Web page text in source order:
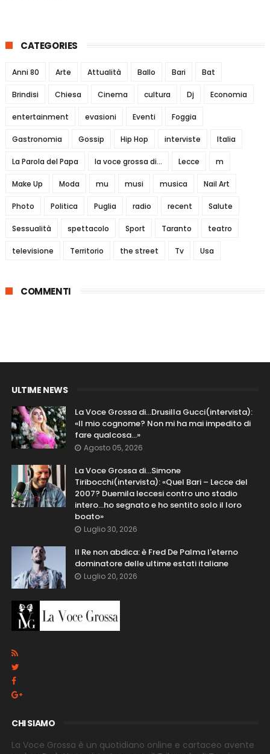
CATEGORIES
Anni 80 Arte Attualità Ballo Bari Bat
Brindisi Chiesa Cinema cultura Dj Economia
entertainment evasioni Eventi Foggia
Gastronomia Gossip Hip Hop interviste Italia
La Parola del Papa la voce grossa di... Lecce m
Make Up Moda mu musi musica Nail Art
Photo Politica Puglia radio recent Salute
Sessualità spettacolo Sport Taranto teatro
televisione Territorio the street Tv Usa
COMMENTI
ULTIME NEWS
La Voce Grossa di…Drusilla Gucci(intervista):
«Il mio cognome? Non mi ha mai impedito di
fare qualcosa…»
Agosto 05, 2026
La Voce Grossa di…Simone
Tiribocchi(intervista): «Quel Bari – Lecce del
2007? Duemila leccesi contro uno stadio
intero...ho segnato e ho sentito solo il loro
boato»
Luglio 30, 2026
Il Re non abdica: è Fred De Palma l'eterno
dominatore delle ultime estati italiane
Luglio 20, 2026
CHI SIAMO
La Voce Grossa è un quotidiano online e cartaceo avente